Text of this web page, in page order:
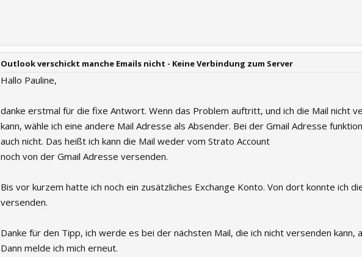
Outlook verschickt manche Emails nicht - Keine Verbindung zum Server
Hallo Pauline,
danke erstmal für die fixe Antwort. Wenn das Problem auftritt, und ich die Mail nicht
kann, wähle ich eine andere Mail Adresse als Absender. Bei der Gmail Adresse
auch nicht. Das heißt ich kann die Mail weder vom Strato Account
noch von der Gmail Adresse versenden.
Bis vor kurzem hatte ich noch ein zusätzliches Exchange Konto. Von dort konnte ich
versenden.
Danke für den Tipp, ich werde es bei der nächsten Mail, die ich nicht versenden kann,
Dann melde ich mich erneut.